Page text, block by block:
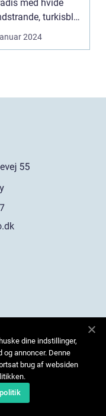
med hvide
turkisblåt
og en unik ku...
2024
dine indstillinger,
annoncer. Denne
brug af websiden